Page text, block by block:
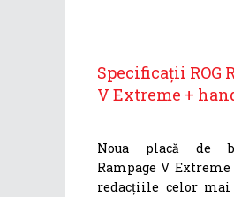
Specificații ROG
V Extreme +
Noua placă de
Rampage V
redacțiile celor mai